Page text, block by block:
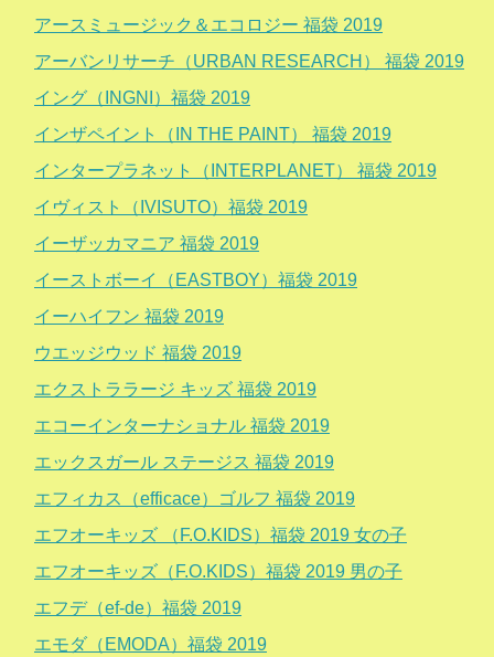
アースミュージック＆エコロジー 福袋 2019
アーバンリサーチ（URBAN RESEARCH） 福袋 2019
イング（INGNI）福袋 2019
インザペイント（IN THE PAINT） 福袋 2019
インタープラネット（INTERPLANET） 福袋 2019
イヴィスト（IVISUTO）福袋 2019
イーザッカマニア 福袋 2019
イーストボーイ（EASTBOY）福袋 2019
イーハイフン 福袋 2019
ウエッジウッド 福袋 2019
エクストララージ キッズ 福袋 2019
エコーインターナショナル 福袋 2019
エックスガール ステージス 福袋 2019
エフィカス（efficace）ゴルフ 福袋 2019
エフオーキッズ （F.O.KIDS）福袋 2019 女の子
エフオーキッズ（F.O.KIDS）福袋 2019 男の子
エフデ（ef-de）福袋 2019
エモダ（EMODA）福袋 2019